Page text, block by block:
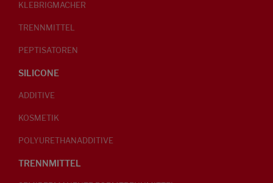
KLEBRIGMACHER
TRENNMITTEL
PEPTISATOREN
SILICONE
ADDITIVE
KOSMETIK
POLYURETHANADDITIVE
TRENNMITTEL